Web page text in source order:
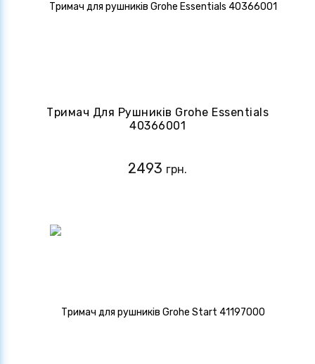
Тримач Для Рушників Grohe Essentials
40366001
2493 грн.